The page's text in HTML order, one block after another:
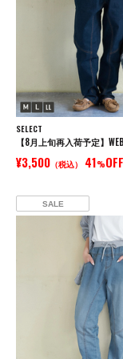
SELECT
¥3,500 （税込） 41%OFF
SALE